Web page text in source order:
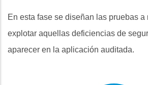
En esta fase se diseñan las pruebas a
explotar aquellas deficiencias de
aparecer en la aplicación auditada.